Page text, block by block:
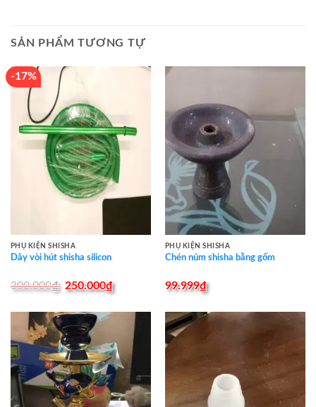
SẢN PHẨM TƯƠNG TỰ
-17%
PHỤ KIỆN SHISHA
Dây vòi hút shisha silicon
300.000₫
Original
price
300.000₫.
250.000₫Current
price
250.000₫.
PHỤ KIỆN SHISHA
Chén núm shisha bằng gốm
99.999₫